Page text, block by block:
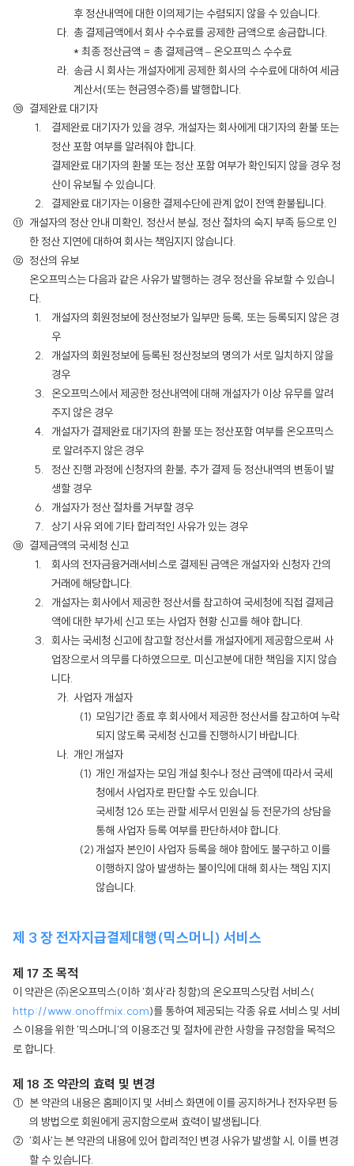
후 정산내역에 대한 이의제기는 수렴되지 않을 수 있습니다.
총 결제금액에서 회사 수수료를 공제한 금액으로 송금합니다.
* 최종 정산금액 = 총 결제금액 – 온오프믹스 수수료
송금 시 회사는 개설자에게 공제한 회사의 수수료에 대하여 세금
계산서(또는 현금영수증)를 발행합니다.
결제완료 대기자
결제완료 대기자가 있을 경우, 개설자는 회사에게 대기자의 환불 또는
정산 포함 여부를 알려줘야 합니다.
결제완료 대기자의 환불 또는 정산 포함 여부가 확인되지 않을 경우 정
산이 유보될 수 있습니다.
결제완료 대기자는 이용한 결제수단에 관계 없이 전액 환불됩니다.
개설자의 정산 안내 미확인, 정산서 분실, 정산 절차의 숙지 부족 등으로 인
한 정산 지연에 대하여 회사는 책임지지 않습니다.
정산의 유보
온오프믹스는 다음과 같은 사유가 발행하는 경우 정산을 유보할 수 있습니
다.
개설자의 회원정보에 정산정보가 일부만 등록, 또는 등록되지 않은 경
우
개설자의 회원정보에 등록된 정산정보의 명의가 서로 일치하지 않을
경우
온오프믹스에서 제공한 정산내역에 대해 개설자가 이상 유무를 알려
주지 않은 경우
개설자가 결제완료 대기자의 환불 또는 정산포함 여부를 온오프믹스
로 알려주지 않은 경우
정산 진행 과정에 신청자의 환불, 추가 결제 등 정산내역의 변동이 발
생할 경우
개설자가 정산 절차를 거부할 경우
상기 사유 외에 기타 합리적인 사유가 있는 경우
결제금액의 국세청 신고
회사의 전자금융거래서비스로 결제된 금액은 개설자와 신청자 간의
거래에 해당합니다.
개설자는 회사에서 제공한 정산서를 참고하여 국세청에 직접 결제금
액에 대한 부가세 신고 또는 사업자 현황 신고를 해야 합니다.
회사는 국세청 신고에 참고할 정산서를 개설자에게 제공함으로써 사
업장으로서 의무를 다하였으므로, 미신고분에 대한 책임을 지지 않습
니다.
사업자 개설자
모임기간 종료 후 회사에서 제공한 정산서를 참고하여 누락
되지 않도록 국세청 신고를 진행하시기 바랍니다.
개인 개설자
개인 개설자는 모임 개설 횟수나 정산 금액에 따라서 국세
청에서 사업자로 판단할 수도 있습니다.
국세청 126 또는 관할 세무서 민원실 등 전문가의 상담을
통해 사업자 등록 여부를 판단하셔야 합니다.
개설자 본인이 사업자 등록을 해야 함에도 불구하고 이를
이행하지 않아 발생하는 불이익에 대해 회사는 책임 지지
않습니다.
제 3 장 전자지급결제대행(믹스머니) 서비스
제 17 조 목적
이 약관은 ㈜온오프믹스(이하 '회사'라 칭함)의 온오프믹스닷컴 서비스(
http://www.onoffmix.com)를 통하여 제공되는 각종 유료 서비스 및 서비
스 이용을 위한 '믹스머니'의 이용조건 및 절차에 관한 사항을 규정함을 목적으
로 합니다.
제 18 조 약관의 효력 및 변경
본 약관의 내용은 홈페이지 및 서비스 화면에 이를 공지하거나 전자우편 등
의 방법으로 회원에게 공지함으로써 효력이 발생됩니다.
'회사'는 본 약관의 내용에 있어 합리적인 변경 사유가 발생할 시, 이를 변경
할 수 있습니다.